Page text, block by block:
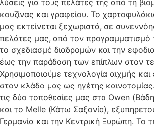
λύσεις για τους πελάτες της από τη
κουζίνας και γραφείου. Το
μας εκτείνεται ξεχωριστά, σε
πελάτες μας, από τον προγραμματισμό
το σχεδιασμό διαδρομών και την
έως την παράδοση των επίπλων στον
Χρησιμοποιούμε τεχνολογία αιχμής και
στον κλάδο μας ως ηγέτης
τις δύο τοποθεσίες μας στο Owen
και το Melle (Κάτω Σαξονία),
Γερμανία και την Κεντρική Ευρώπη. Το